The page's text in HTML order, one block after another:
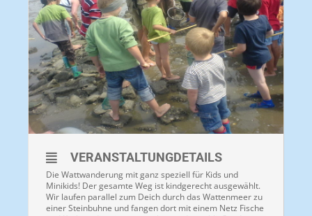
VERANSTALTUNGDETAILS
Die Wattwanderung mit ganz speziell für Kids und
Minikids! Der gesamte Weg ist kindgerecht ausgewählt.
Wir laufen parallel zum Deich durch das Wattenmeer zu
einer Steinbuhne und fangen dort mit einem Netz Fische